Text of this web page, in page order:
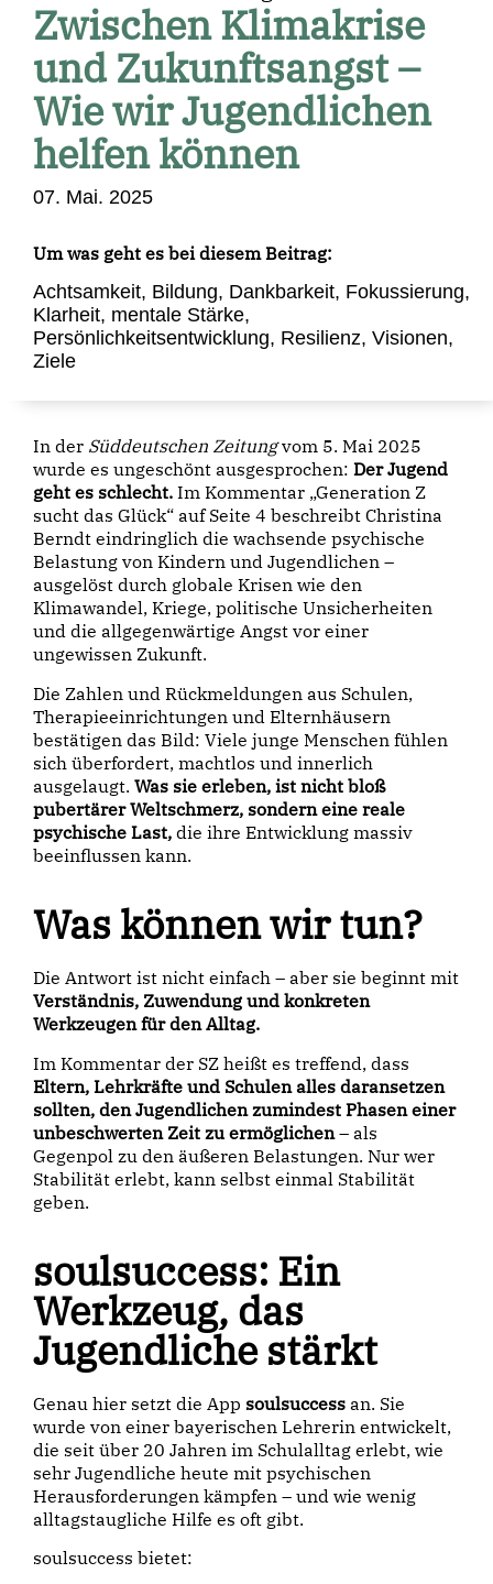
Zwischen Klimakrise
und Zukunftsangst –
Wie wir Jugendlichen
helfen können
07. Mai. 2025
Um was geht es bei diesem Beitrag:
Achtsamkeit, Bildung, Dankbarkeit, Fokussierung,
Klarheit, mentale Stärke,
Persönlichkeitsentwicklung, Resilienz, Visionen,
Ziele
In der Süddeutschen Zeitungvom 5. Mai 2025
wurde es ungeschönt ausgesprochen: Der Jugend
geht es schlecht. Im Kommentar „Generation Z
sucht das Glück“ auf Seite 4 beschreibt Christina
Berndt eindringlich die wachsende psychische
Belastung von Kindern und Jugendlichen –
ausgelöst durch globale Krisen wie den
Klimawandel, Kriege, politische Unsicherheiten
und die allgegenwärtige Angst vor einer
ungewissen Zukunft.
Die Zahlen und Rückmeldungen aus Schulen,
Therapieeinrichtungen und Elternhäusern
bestätigen das Bild: Viele junge Menschen fühlen
sich überfordert, machtlos und innerlich
ausgelaugt. Was sie erleben, ist nicht bloß
pubertärer Weltschmerz, sondern eine reale
psychische Last, die ihre Entwicklung massiv
beeinflussen kann.
Was können wir tun?
Die Antwort ist nicht einfach – aber sie beginnt mit
Verständnis, Zuwendung und konkreten
Werkzeugen für den Alltag.
Im Kommentar der SZ heißt es treffend, dass
Eltern, Lehrkräfte und Schulen alles daransetzen
sollten, den Jugendlichen zumindest Phasen einer
unbeschwerten Zeit zu ermöglichen– als
Gegenpol zu den äußeren Belastungen. Nur wer
Stabilität erlebt, kann selbst einmal Stabilität
geben.
soulsuccess: Ein
Werkzeug, das
Jugendliche stärkt
Genau hier setzt die App soulsuccess an. Sie
wurde von einer bayerischen Lehrerin entwickelt,
die seit über 20 Jahren im Schulalltag erlebt, wie
sehr Jugendliche heute mit psychischen
Herausforderungen kämpfen – und wie wenig
alltagstaugliche Hilfe es oft gibt.
soulsuccess bietet: